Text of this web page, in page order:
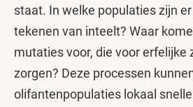
staat. In welke populaties zijn
tekenen van inteelt? Waar
mutaties voor, die voor erfelijke
zorgen? Deze processen
olifantenpopulaties lokaal